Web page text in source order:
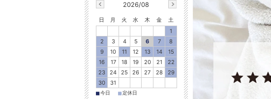
2026/08
日 月 火 水 木 金
土
1
2
3 4 5 6 7
8
9
10 11 12 13 14
15
16
17 18 19 20 21
22
23
24 25 26 27 28
29
30
31
■今日 ■定休日